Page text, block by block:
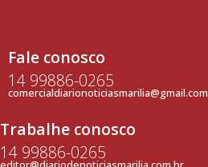
Fale conosco
14 99886-0265
comercialdiarionoticiasmarilia@gmail.com
Trabalhe conosco
14 99886-0265